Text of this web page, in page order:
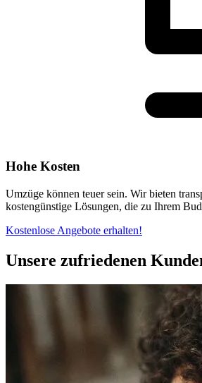
Hohe Kosten
Umzüge können teuer sein. Wir bieten
kostengünstige Lösungen, die zu Ihrem
Kostenlose Angebote erhalten!
Unsere zufriedenen